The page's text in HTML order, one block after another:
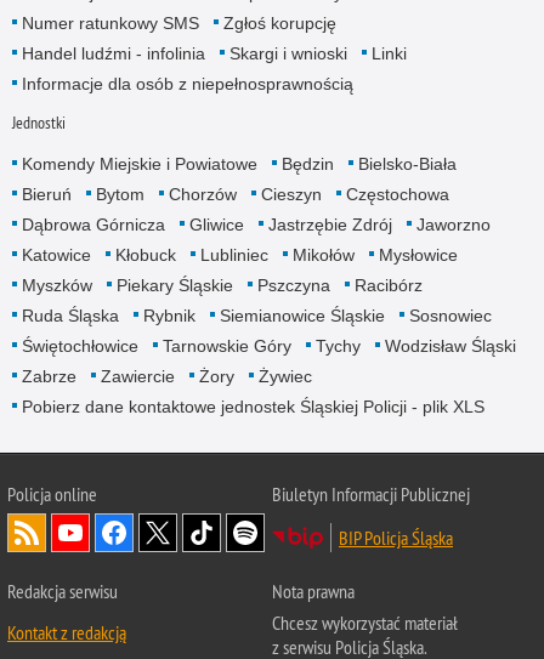
Numer ratunkowy SMS
Zgłoś korupcję
Handel ludźmi - infolinia
Skargi i wnioski
Linki
Informacje dla osób z niepełnosprawnością
Jednostki
Komendy Miejskie i Powiatowe Będzin
Bielsko-Biała
Bieruń
Bytom Chorzów Cieszyn
Częstochowa
Dąbrowa Górnicza
Gliwice Jastrzębie Zdrój
Jaworzno
Katowice
Kłobuck Lubliniec Mikołów
Mysłowice
Myszków
Piekary Śląskie Pszczyna
Racibórz
Ruda Śląska
Rybnik Siemianowice Śląskie
Sosnowiec
Świętochłowice
Tarnowskie Góry Tychy
Wodzisław Śląski
Zabrze
Zawiercie Żory
Żywiec
Pobierz dane kontaktowe jednostek Śląskiej Policji - plik XLS
Policja online
Biuletyn Informacji Publicznej
BIP Policja Śląska
Redakcja serwisu
Kontakt z redakcją
Nota prawna
Chcesz wykorzystać materiał
z serwisu Policja Śląska.